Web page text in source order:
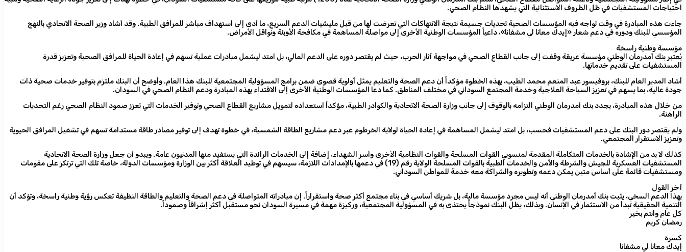
احتياجات المستشفيات في ظل الظروف الاستثنائية التي يشهدها النظام الصحي.
جاءت هذه المبادرة في وقت تواجه فيه المؤسسات الصحية تحديات جسيمة نتيجة الانتهاكات التي تعرضت لها من قبل مليشيات الدعم السريع، ما أدى إلى استهداف مباشر للمرافق الطبية. وقد أشاد وزير الصحة الاتحادي بالنهج
المؤسسي للبنك ودوره في دعم شعار «إيدك معانا لي مشفانا»، داعياً المؤسسات الوطنية الأخرى إلى مواصلة المساهمة في مكافحة الأوبئة ونواقل الأمراض.
مؤسسة وطنية راسخة
يُعتبر بنك أمدرمان الوطني مؤسسة عريقة وقفت إلى جانب القطاع الصحي في مواجهة آثار الحرب، حيث لم يقتصر دوره على الدعم المالي، بل امتد ليشمل مبادرات عملية تسهم في إعادة الحياة للمرافق الصحية وتعزيز قدرة
المستشفيات على تقديم خدماتها.
أشاد المدير العام للبنك، بروفيسور عبد المنعم محمد الطيب، بهذه الخطوة مؤكداً أن دعم الصحة والتعليم يمثل أولوية قصوى ضمن برامج المسؤولية المجتمعية للبنك هذا العام. وأوضح أن البنك ملتزم بتوفير خدمات صحية ذات
جودة عالية، بما يسهم في تعزيز السياحة العلاجية وخدمة المجتمع السوداني في مختلف المناطق. كما دعا المؤسسات الوطنية الأخرى إلى الاقتداء بهذه المبادرة ودعم النظام الصحي في السودان.
من خلال هذه المبادرة، يجدد بنك أمدرمان الوطني التزامه بالوقوف إلى جانب وزارة الصحة الاتحادية والكوادر الطبية، مؤكداً استعداده لتمويل مشاريع القطاع الصحي وتوفير الخدمات التي تعزز صمود النظام الصحي رغم التحديات
الراهنة.
ولم يقتصر دور البنك على دعم المستشفيات فحسب، بل امتد ليشمل المساهمة في إعادة الحياة لولاية الخرطوم عبر دعم مشاريع الطاقة الشمسية، في خطوة تهدف إلى توفير مصادر طاقة مستدامة تسهم في تشغيل المرافق الحيوية
وتعزيز الاستقرار المجتمعي.
كذلك لا بد من الإشادة بالخدمات المتكاملة المقدمة لمنسوبي القوات المسلحة والقوات النظامية الأخرى وأسر الشهداء، إضافة إلى الخدمات الرائدة التي يستفيد منها المدنيون عامة. ويبدو أن جعل وزارة الصحة الاتحادية
المستشفيات العسكرية للجيش والشرطة والأمن والخدمات الطبية بالقوات المسلحة الولاية رقم (19) في دعمها بالإمدادات اللازمة، سيسهم في توطيد العلاقة أكثر بين الوزارة ومؤسسات الدولة، خاصة تلك التي ترتكز على مقومات
ومستشفيات قائمة على أساس متين يمكن دعمه وتطويره والشراكة معه خدمةً للمواطن السوداني.
آخر القول
بهذا الدعم السخي، يثبت بنك أمدرمان الوطني أنه ليس مجرد مؤسسة مالية، بل شريك أساسي في بناء مجتمع أكثر صحة واستقراراً. إن مبادراته المتواصلة في دعم الصحة والتعليم والطاقة النظيفة تعكس رؤية وطنية راسخة، وتؤكد أن
التنمية الحقيقية تبدأ من الاستثمار في الإنسان. وبذلك، يظل البنك نموذجاً يحتذى به في المسؤولية المجتمعية، وركيزة مهمة في مسيرة السودان نحو مستقبل أكثر إشراقاً وصموداً.
كل عام وانتم بخير
رمضان كريم
كسرة
إيدك معانا لي مشفانا